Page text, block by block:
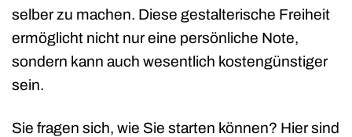
selber zu machen. Diese gestalterische Freiheit
ermöglicht nicht nur eine persönliche Note,
sondern kann auch wesentlich kostengünstiger
sein.
Sie fragen sich, wie Sie starten können? Hier sind